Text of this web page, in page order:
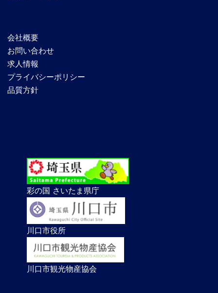
会社概要
お問い合わせ
求人情報
プライバシーポリシー
品質方針
彩の国 さいたま県庁
川口市役所
川口市観光物産協会